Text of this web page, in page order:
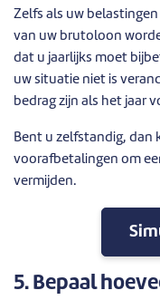
Zelfs als uw
van uw brutoloon
dat u jaarlijks moet
uw situatie niet is
bedrag zijn als het jaar
Bent u zelfstandig, dan
voorafbetalingen om
vermijden.
5. Bepaal